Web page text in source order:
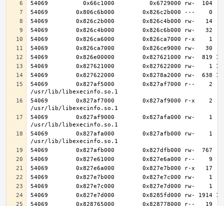
54069        0x827af5000        0x827af7000 r--    2
54069        0x827af7000        0x827af9000 r-x    2
54069        0x827af9000        0x827afa000 rw-    1
54069        0x827afa000        0x827afb000 rw-    1